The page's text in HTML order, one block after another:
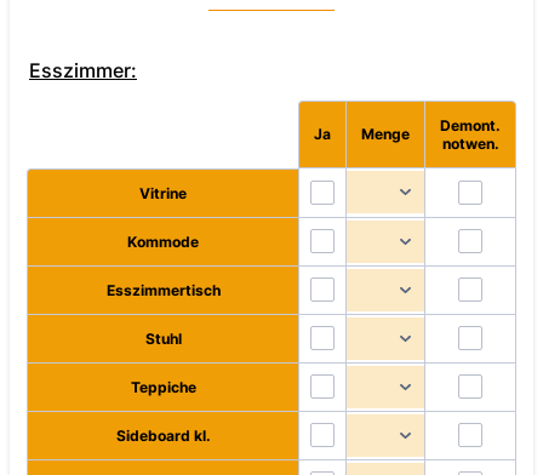
Esszimmer:
Ja Menge
Demont.
notwen.
Vitrine
Kommode
Esszimmertisch
Stuhl
Teppiche
Sideboard kl.